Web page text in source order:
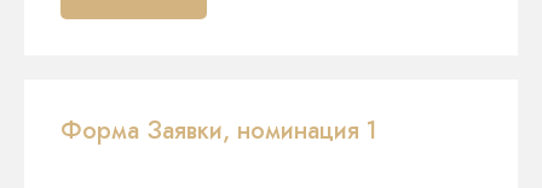
Форма Заявки, номинация 1